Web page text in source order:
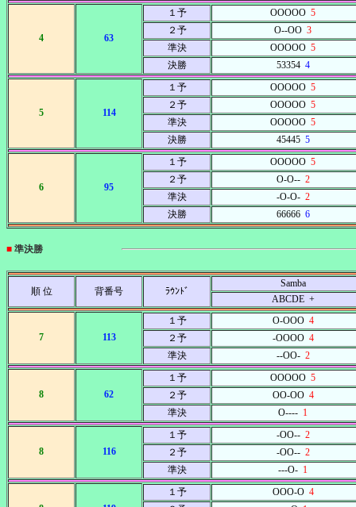
4 63
１予 OOOOO 5
２予
O--OO 3
準決
OOOOO 5
決勝
533544
5 114
１予 OOOOO 5
２予
OOOOO 5
準決
OOOOO 5
決勝
454455
6 95
１予 OOOOO 5
２予
O-O--2
準決
-O-O-2
決勝
666666
■ 準決勝
順 位 背番号 ﾗｳﾝﾄﾞ
Samba
ABCDE +
7 113
１予 O-OOO4
２予
-OOOO4
準決
--OO-2
8 62
１予 OOOOO 5
２予
OO-OO4
準決
O---- 1
8 116
１予 -OO--2
２予
-OO--2
準決
---O- 1
１予 OOO-O4